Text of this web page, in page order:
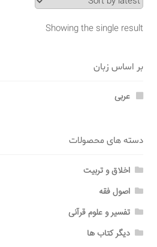
Showing the single result
بر اساس زبان
عربی
دسته های محصولات
اخلاق و تربیت
اصول فقه
تفسیر و علوم قرآنی
دیگر کتاب ها